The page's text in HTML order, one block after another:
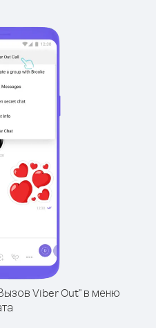
Viber Out" в меню